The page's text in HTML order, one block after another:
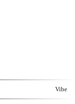
Vibe